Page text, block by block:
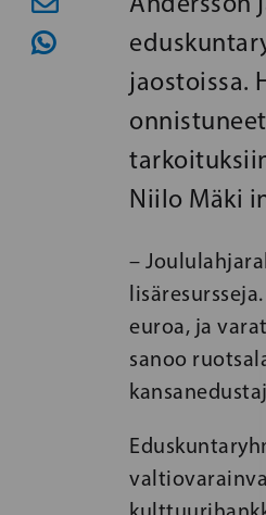
jaostoissa.
Niilo Mäki
–
euroa, ja
sanoo